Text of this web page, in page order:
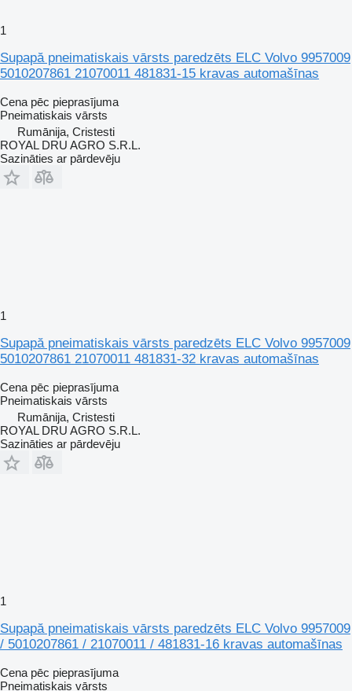
1
Supapă pneimatiskais vārsts paredzēts ELC Volvo 9957009
5010207861 21070011 481831-15 kravas automašīnas
Cena pēc pieprasījuma
Pneimatiskais vārsts
Rumānija, Cristesti
ROYAL DRU AGRO S.R.L.
Sazināties ar pārdevēju
1
Supapă pneimatiskais vārsts paredzēts ELC Volvo 9957009
5010207861 21070011 481831-32 kravas automašīnas
Cena pēc pieprasījuma
Pneimatiskais vārsts
Rumānija, Cristesti
ROYAL DRU AGRO S.R.L.
Sazināties ar pārdevēju
1
Supapă pneimatiskais vārsts paredzēts ELC Volvo 9957009
/ 5010207861 / 21070011 / 481831-16 kravas automašīnas
Cena pēc pieprasījuma
Pneimatiskais vārsts